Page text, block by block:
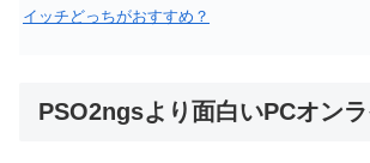
イッチどっちがおすすめ？
PSO2ngsより面白いPCオン